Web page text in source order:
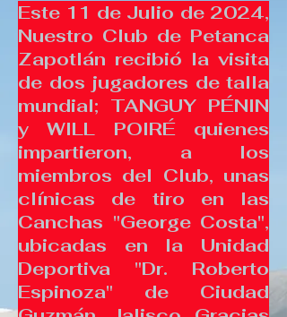
Este 11 de Julio de 2024,
Nuestro Club de Petanca
Zapotlán recibió la visita
de dos jugadores de talla
mundial; TANGUY PÉNIN
y WILL POIRÉ quienes
impartieron, a los
miembros del Club, unas
clínicas de tiro en las
Canchas "George Costa",
ubicadas en la Unidad
Deportiva "Dr. Roberto
Espinoza" de Ciudad